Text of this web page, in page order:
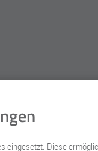
eingesetzt. Diese